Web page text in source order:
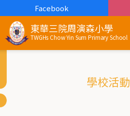
東華三院周演森小學
TWGHs Chow Yin Sum Primary School
Facebook
學校活動